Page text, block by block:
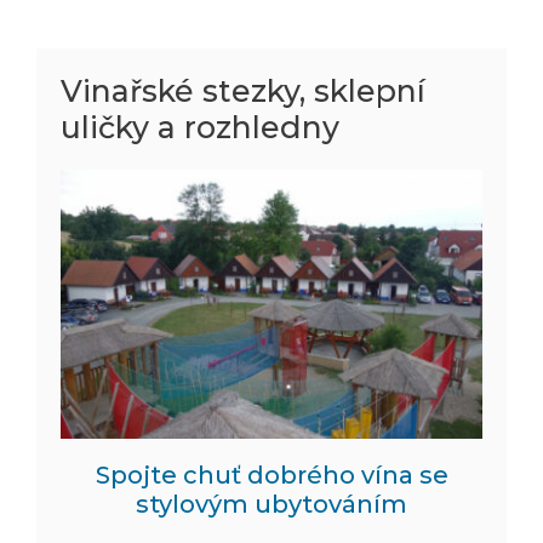
Vinařské stezky, sklepní
uličky a rozhledny
Spojte chuť dobrého vína se
stylovým ubytováním